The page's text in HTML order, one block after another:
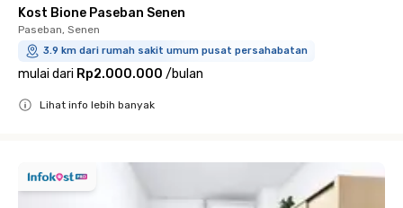
Kost Bione Paseban Senen
Paseban, Senen
3.9 km dari rumah sakit umum pusat persahabatan
mulai dari Rp2.000.000 /bulan
Lihat info lebih banyak